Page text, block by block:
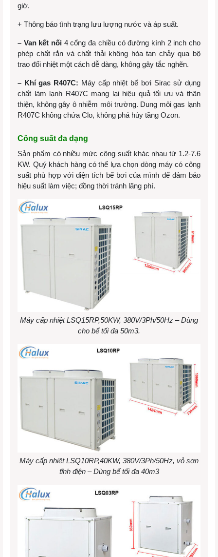
giờ.
+ Thông báo tình trạng lưu lượng nước và áp suất.
– Van kết nối 4 cổng đa chiều có đường kính 2 inch cho
phép chất rắn và chất thải không hòa tan chảy qua bộ
trao đổi nhiệt một cách dễ dàng, không gây tắc nghẽn.
– Khí gas R407C: Máy cấp nhiệt bể bơi Sirac sử dụng
chất làm lạnh R407C mang lại hiệu quả tối ưu và thân
thiện, không gây ô nhiễm môi trường. Dung môi gas lạnh
R407C không chứa Clo, không phá hủy tầng Ozon.
Công suất đa dạng
Sản phẩm có nhiều mức công suất khác nhau từ 1.2-7.6
KW. Quý khách hàng có thể lựa chọn dòng máy có công
suất phù hợp với diện tích bể bơi của mình để đảm bảo
hiệu suất làm việc; đồng thời tránh lãng phí.
Máy cấp nhiệt LSQ15RP,50KW, 380V/3Ph/50Hz – Dùng
cho bể tối đa 50m3.
Máy cấp nhiệt LSQ10RP,40KW, 380V/3Ph/50Hz, vỏ sơn
tĩnh điện – Dùng bể tối đa 40m3